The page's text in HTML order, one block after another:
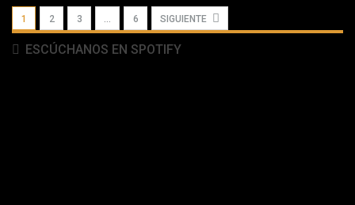
1 2 3 … 6 SIGUIENTE
ESCÚCHANOS EN SPOTIFY